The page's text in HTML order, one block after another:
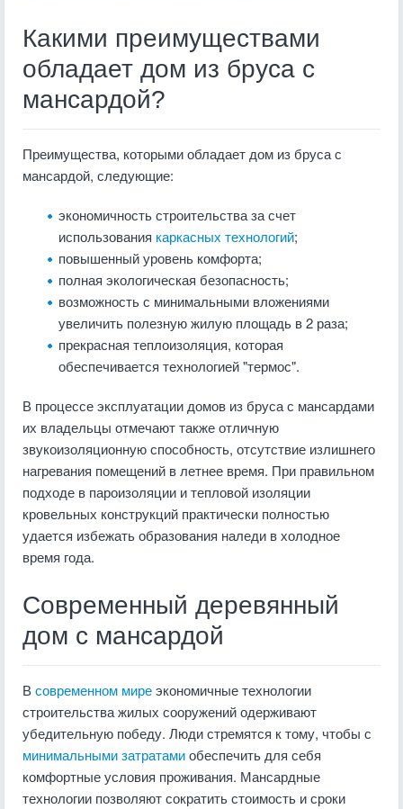
Какими преимуществами
обладает дом из бруса с
мансардой?
Преимущества, которыми обладает дом из бруса с
мансардой, следующие:
экономичность строительства за счет
использования каркасных технологий;
повышенный уровень комфорта;
полная экологическая безопасность;
возможность с минимальными вложениями
увеличить полезную жилую площадь в 2 раза;
прекрасная теплоизоляция, которая
обеспечивается технологией "термос".
В процессе эксплуатации домов из бруса с мансардами
их владельцы отмечают также отличную
звукоизоляционную способность, отсутствие излишнего
нагревания помещений в летнее время. При правильном
подходе в пароизоляции и тепловой изоляции
кровельных конструкций практически полностью
удается избежать образования наледи в холодное
время года.
Современный деревянный
дом с мансардой
Всовременном миреэкономичные технологии
строительства жилых сооружений одерживают
убедительную победу. Люди стремятся к тому, чтобы с
минимальными затратамиобеспечить для себя
комфортные условия проживания. Мансардные
технологии позволяют сократить стоимость и сроки